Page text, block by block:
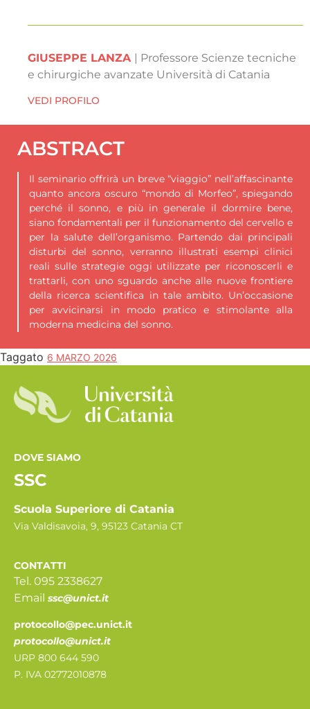
GIUSEPPE LANZA
| Professore Scienze tecniche
e chirurgiche avanzate Università di Catania
VEDI PROFILO
ABSTRACT
Il seminario offrirà un breve “viaggio” nell’affascinante
quanto ancora oscuro “mondo di Morfeo”, spiegando
perché il sonno, e più in generale il dormire bene,
siano fondamentali per il funzionamento del cervello e
per la salute dell’organismo. Partendo dai principali
disturbi del sonno, verranno illustrati esempi clinici
reali sulle strategie oggi utilizzate per riconoscerli e
trattarli, con uno sguardo anche alle nuove frontiere
della ricerca scientifica in tale ambito. Un’occasione
per avvicinarsi in modo pratico e stimolante alla
moderna medicina del sonno.
Taggato 6 MARZO 2026
DOVE SIAMO
SSC
Scuola Superiore di Catania
Via Valdisavoia, 9, 95123 Catania CT
CONTATTI
Tel. 095 2338627
Email ssc@unict.it
protocollo@pec.unict.it
protocollo@unict.it
URP 800 644 590
P. IVA 02772010878